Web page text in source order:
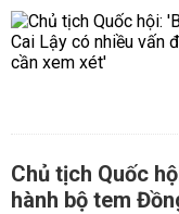
Chủ tịch Quốc
hành bộ tem